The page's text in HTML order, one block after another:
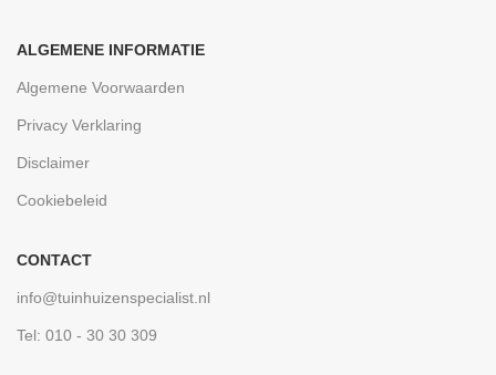
ALGEMENE INFORMATIE
Algemene Voorwaarden
Privacy Verklaring
Disclaimer
Cookiebeleid
CONTACT
info@tuinhuizenspecialist.nl
Tel: 010 - 30 30 309